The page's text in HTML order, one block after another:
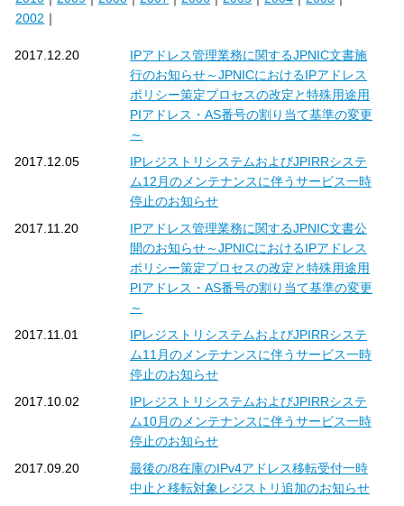
2002 ｜
2017.12.20
IPアドレス管理業務に関するJPNIC文書施
行のお知らせ～JPNICにおけるIPアドレス
ポリシー策定プロセスの改定と特殊用途用
PIアドレス・AS番号の割り当て基準の変更
～
2017.12.05
IPレジストリシステムおよびJPIRRシステ
ム12月のメンテナンスに伴うサービス一時
停止のお知らせ
2017.11.20
IPアドレス管理業務に関するJPNIC文書公
開のお知らせ～JPNICにおけるIPアドレス
ポリシー策定プロセスの改定と特殊用途用
PIアドレス・AS番号の割り当て基準の変更
～
2017.11.01
IPレジストリシステムおよびJPIRRシステ
ム11月のメンテナンスに伴うサービス一時
停止のお知らせ
2017.10.02
IPレジストリシステムおよびJPIRRシステ
ム10月のメンテナンスに伴うサービス一時
停止のお知らせ
2017.09.20
最後の/8在庫のIPv4アドレス移転受付一時
中止と移転対象レジストリ追加のお知らせ